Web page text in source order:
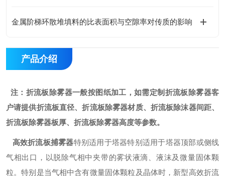
金属阶梯环散堆填料的比表面积与空隙率对传质的影响
产品介绍
注：折流板除雾器一般按图纸加工，如需定制折流板除雾器客
户请提供折流板直径、折流板除雾器材质、折流板除沫器间距、
折流板除雾器板厚、折流板除雾器高度等参数。
高效折流板捕雾器特别适用于塔器特别适用于塔器顶部或侧线
气相出口，以脱除气相中夹带的雾状液滴、液沫及微量固体颗
粒。特别是当气相中含有微量固体颗粒及晶体时，新型高效折流